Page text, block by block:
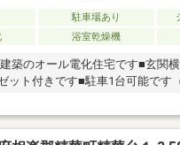
駐車場あり
浴室乾燥機
築のオール電化住宅です■玄関
ット付きです■駐車1台可能です